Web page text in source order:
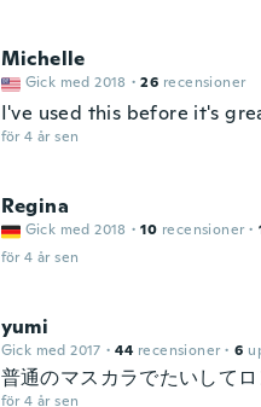
Michelle
Gick med 2018 · 26 recensioner
I've used this before it's
för 4 år sen
Regina
Gick med 2018 · 10 recensioner ·
för 4 år sen
yumi
Gick med 2017 · 44 recensioner · 6
普通のマスカラでたいして
för 4 år sen